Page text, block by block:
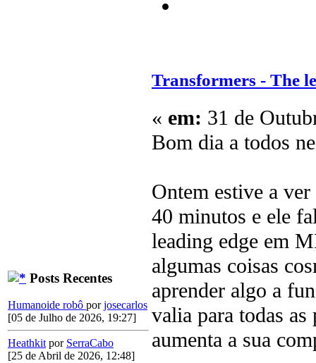
Posts Recentes
Humanoide robô porjosecarlos
[05 de Julho de 2026, 19:27]
Heathkit por SerraCabo
[25 de Abril de 2026, 12:48]
Transformers - The
« em: 31 de
Bom dia a todos
Ontem estive a
40 minutos e ele
leading edge em
algumas coisas
aprender algo a
valia para todas
aumenta a sua